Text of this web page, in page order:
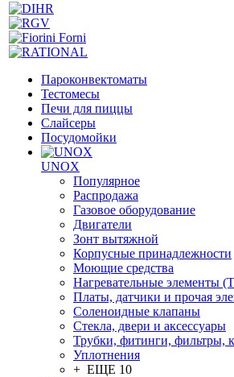
Пароконвектоматы
Тестомесы
Печи для пиццы
Слайсеры
Посудомойки
UNOX
Популярное
Распродажа
Газовое оборудование
Двигатели
Зонт вытяжной
Корпусные принадлежности
Моющие средства
Нагревательные элементы
Платы, датчики и прочая
Соленоидные клапаны
Стекла, двери и аксессуары
Трубки, фитинги, фильтры,
Уплотнения
+ ЕЩЕ 10